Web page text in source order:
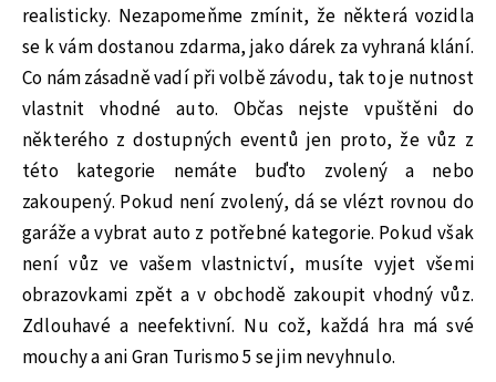
realisticky. Nezapomeňme zmínit, že některá vozidla
se k vám dostanou zdarma, jako dárek za vyhraná klání.
Co nám zásadně vadí při volbě závodu, tak to je nutnost
vlastnit vhodné auto. Občas nejste vpuštěni do
některého z dostupných eventů jen proto, že vůz z
této kategorie nemáte buďto zvolený a nebo
zakoupený. Pokud není zvolený, dá se vlézt rovnou do
garáže a vybrat auto z potřebné kategorie. Pokud však
není vůz ve vašem vlastnictví, musíte vyjet všemi
obrazovkami zpět a v obchodě zakoupit vhodný vůz.
Zdlouhavé a neefektivní. Nu což, každá hra má své
mouchy a ani Gran Turismo 5 se jim nevyhnulo.